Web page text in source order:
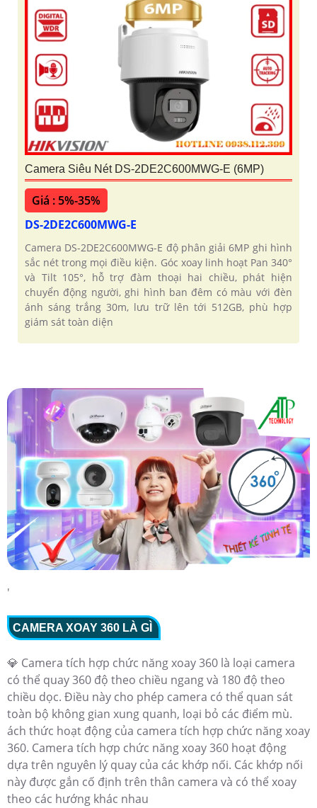
Camera Siêu Nét DS-2DE2C600MWG-E (6MP)
Giá : 5%-35%
DS-2DE2C600MWG-E
Camera DS-2DE2C600MWG-E độ phân giải 6MP ghi hình
sắc nét trong mọi điều kiện. Góc xoay linh hoạt Pan 340°
và Tilt 105°, hỗ trợ đàm thoại hai chiều, phát hiện
chuyển động người, ghi hình ban đêm có màu với đèn
ánh sáng trắng 30m, lưu trữ lên tới 512GB, phù hợp
giám sát toàn diện
'
CAMERA XOAY 360 LÀ GÌ
💎 Camera tích hợp chức năng xoay 360 là loại camera
có thể quay 360 độ theo chiều ngang và 180 độ theo
chiều dọc. Điều này cho phép camera có thể quan sát
toàn bộ không gian xung quanh, loại bỏ các điểm mù.
ách thức hoạt động của camera tích hợp chức năng xoay
360. Camera tích hợp chức năng xoay 360 hoạt động
dựa trên nguyên lý quay của các khớp nối. Các khớp nối
này được gắn cố định trên thân camera và có thể xoay
theo các hướng khác nhau